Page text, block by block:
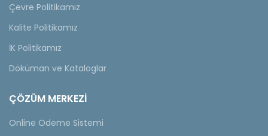
Çevre Politikamız
Kalite Politikamız
İK Politikamız
Döküman ve Kataloglar
ÇÖZÜM MERKEZİ
Online Ödeme Sistemi